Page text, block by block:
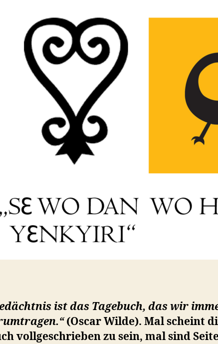
ist das Tagebuch, das wir
(Oscar Wilde). Mal scheint
vollgeschrieben zu sein, mal sind